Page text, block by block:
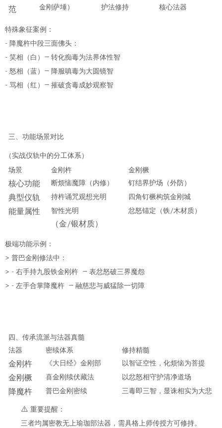
范 金刚萨埵） 护法修持 核心法器
特殊象征案例 ：
- 降魔杵中段三面佛头：
- 笑相（白） → 转化痴毒为法界体性智
- 怒相（蓝） → 降服嗔毒为大圆镜智
- 骂相（红） → 摧破贪毒成妙观察智
三、 功能场景对比
（实战仪轨中的分工体系）
场景
金刚杵 金刚橛
核心功能 断烦恼魔障（内修） 钉结界护场（外防）
典型仪轨 持杵诵咒观想光明 四角钉橛构筑金刚城
能量属性
智性光明
（金/银材质）
忿怒锚定（铁/木材质）
极端功能示例 ：
> 普巴金刚修法中：
> - 右手持九股铁金刚杵 → 表忿怒破三界魔怨
> - 左手合掌降魔杵 → 融慈悲与威猛除一切障
四、 传承流派与法器真髓
法器
密续体系 修持精髓
金刚杵 《大日经》金刚部 以智证空性，化烦恼为菩提
金刚橛 喜金刚续伏藏法 以忿怒相守护清净道场
降魔杵 普巴金刚密续 三毒即三智，显诛相实为大悲
⚠️ 重要提醒 ：
三者均属密教无上瑜珈部法器，需具格上师传授方可修持。